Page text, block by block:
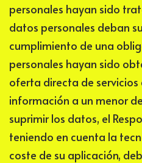
personales hayan sido
datos personales deban
cumplimiento de una
personales hayan sido
oferta directa de
información a un menor
suprimir los datos, el
teniendo en cuenta la
coste de su aplicación,